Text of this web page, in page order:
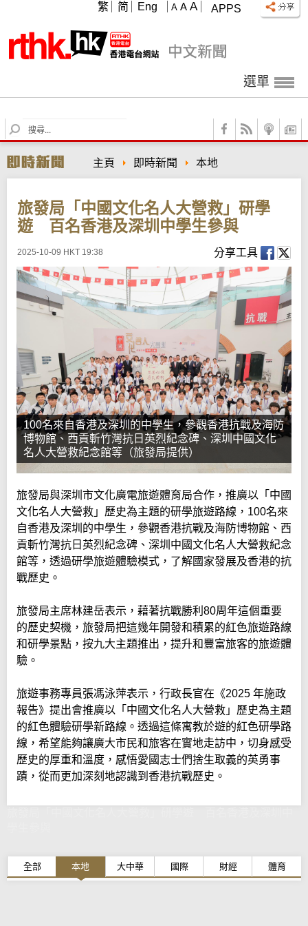
APPS
A A A
繁 简 Eng
選單
S
e
r
c
主頁 即時新聞 本地
旅發局「中國文化名人大營救」研學
遊 百名香港及深圳中學生參與
2025-10-09 HKT 19:38 分享工具
100名來自香港及深圳的中學生，參觀香港抗戰及海防
博物館、西貢斬竹灣抗日英烈紀念碑、深圳中國文化
名人大營救紀念館等（旅發局提供）
旅發局與深圳市文化廣電旅遊體育局合作，推廣以「中國
文化名人大營救」歷史為主題的研學旅遊路線，100名來
自香港及深圳的中學生，參觀香港抗戰及海防博物館、西
貢斬竹灣抗日英烈紀念碑、深圳中國文化名人大營救紀念
館等，透過研學旅遊體驗模式，了解國家發展及香港的抗
戰歷史。
旅發局主席林建岳表示，藉著抗戰勝利80周年這個重要
的歷史契機，旅發局把這幾年開發和積累的紅色旅遊路線
和研學景點，按九大主題推出，提升和豐富旅客的旅遊體
驗。
旅遊事務專員張馮泳萍表示，行政長官在《2025 年施政
報告》提出會推廣以「中國文化名人大營救」歷史為主題
的紅色體驗研學新路線。透過這條寓教於遊的紅色研學路
線，希望能夠讓廣大市民和旅客在實地走訪中，切身感受
歷史的厚重和溫度，感悟愛國志士們捨生取義的英勇事
蹟，從而更加深刻地認識到香港抗戰歷史。
全部 本地 大中華 國際 財經 體育